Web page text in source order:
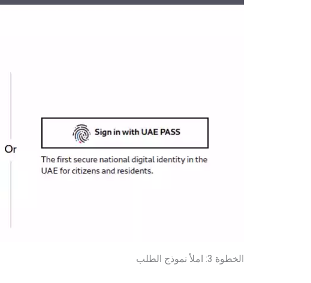
الخطوة 3: املأ نموذج الطلب